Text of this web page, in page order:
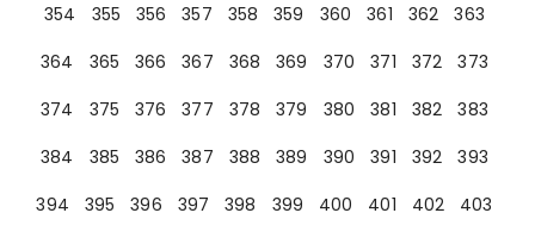
354
355 356 357 358 359 360 361 362
363
364
365 366 367 368 369 370 371 372
373
374
375 376 377 378 379 380 381 382
383
384
385 386 387 388 389 390 391 392
393
394
395 396 397 398 399 400 401 402
403